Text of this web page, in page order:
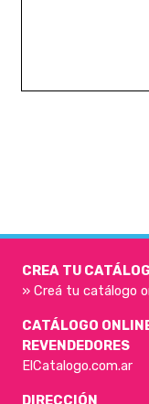
CREA TU
» Creá tu catálogo
CATÁLOGO
REVENDEDORES
ElCatalogo.com.ar
DIRECCIÓN